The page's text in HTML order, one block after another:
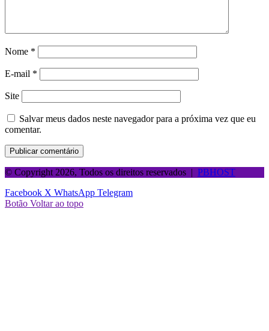
Nome *
E-mail *
Site
Salvar meus dados neste navegador para a próxima vez que eu
comentar.
© Copyright 2026, Todos os direitos reservados | PBHOST
Facebook X WhatsApp Telegram
Botão Voltar ao topo